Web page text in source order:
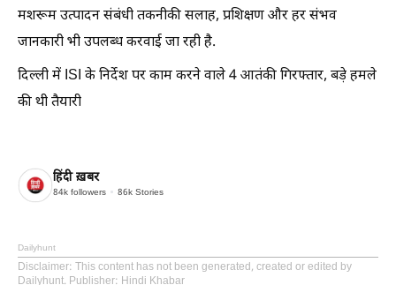
मशरूम उत्पादन संबंधी तकनीकी सलाह, प्रशिक्षण और हर संभव
जानकारी भी उपलब्ध करवाई जा रही है.
दिल्ली में ISI के निर्देश पर काम करने वाले 4 आतंकी गिरफ्तार, बड़े हमले
की थी तैयारी
हिंदी ख़बर
84k followers 86k Stories
Dailyhunt
Disclaimer: This content has not been generated, created or edited by
Dailyhunt. Publisher: Hindi Khabar